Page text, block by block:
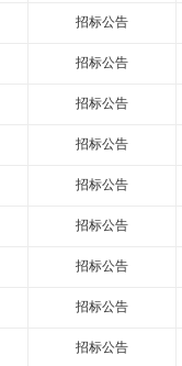
招标公告
招标公告
招标公告
招标公告
招标公告
招标公告
招标公告
招标公告
招标公告